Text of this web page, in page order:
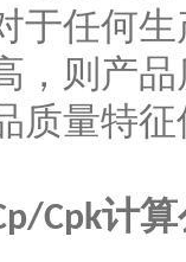
于任何
，则产
质量特
/Cpk计